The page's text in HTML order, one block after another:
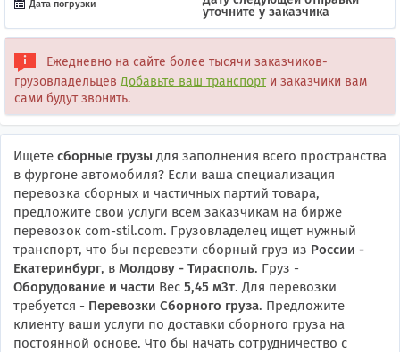
Дата погрузки
уточните у заказчика
Ежедневно на сайте более тысячи заказчиков-
грузовладельцевДобавьте ваш транспорти заказчики вам
сами будут звонить.
Ищете сборные грузы для заполнения всего пространства
в фургоне автомобиля? Если ваша специализация
перевозка сборных и частичных партий товара,
предложите свои услуги всем заказчикам на бирже
перевозок com-stil.com. Грузовладелец ищет нужный
транспорт, что бы перевезти сборный груз из России -
Екатеринбург, в Молдову - Тирасполь. Груз -
Оборудование и части Вес 5,45 м3т. Для перевозки
требуется - Перевозки Сборного груза. Предложите
клиенту ваши услуги по доставки сборного груза на
постоянной основе. Что бы начать сотрудничество с